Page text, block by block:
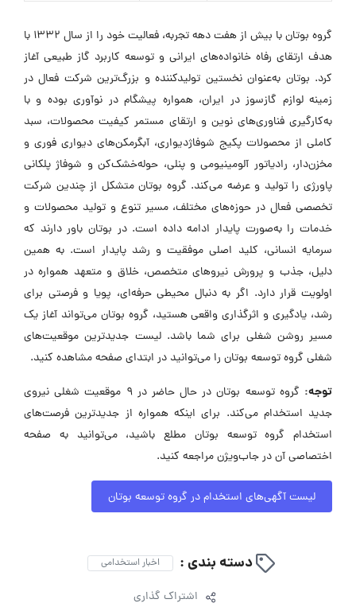
گروه بوتان با بیش از هفت دهه تجربه، فعالیت خود را از سال ۱۳۳۲ با
هدف ارتقای رفاه خانواده‌های ایرانی و توسعه کاربرد گاز طبیعی آغاز
کرد. بوتان به‌عنوان نخستین تولیدکننده و بزرگ‌ترین شرکت فعال در
زمینه لوازم گازسوز در ایران، همواره پیشگام در نوآوری بوده و با
به‌کارگیری فناوری‌های نوین و ارتقای مستمر کیفیت محصولات، سبد
کاملی از محصولات پکیج شوفاژدیواری، آبگرمکن‌های دیواری فوری و
مخزن‌دار، رادیاتور آلومینیومی و پنلی، حوله‌خشک‌کن و شوفاژ پلکانی
پاورژی را تولید و عرضه می‌کند. گروه بوتان متشکل از چندین شرکت
تخصصی فعال در حوزه‌های مختلف، مسیر تنوع و تولید محصولات و
خدمات را به‌صورت پایدار ادامه داده است. در بوتان باور دارند که
سرمایه انسانی، کلید اصلی موفقیت و رشد پایدار است. به همین
دلیل، جذب و پرورش نیروهای متخصص، خلاق و متعهد همواره در
اولویت قرار دارد. اگر به دنبال محیطی حرفه‌ای، پویا و فرصتی برای
رشد، یادگیری و اثرگذاری واقعی هستید، گروه بوتان می‌تواند آغاز یک
مسیر روشن شغلی برای شما باشد. لیست جدیدترین موقعیت‌های
شغلی گروه توسعه بوتان را می‌توانید در ابتدای صفحه مشاهده کنید.
توجه:
گروه توسعه بوتان در حال حاضر در ۹ موقعیت شغلی نیروی
جدید استخدام می‌کند. برای اینکه همواره از جدیدترین فرصت‌های
استخدام گروه توسعه بوتان مطلع باشید، می‌توانید به صفحه
اختصاصی آن در جاب‌ویژن مراجعه کنید.
لیست آگهی‌های استخدام در گروه توسعه بوتان
دسته بندی : اخبار استخدامی
اشتراک گذاری